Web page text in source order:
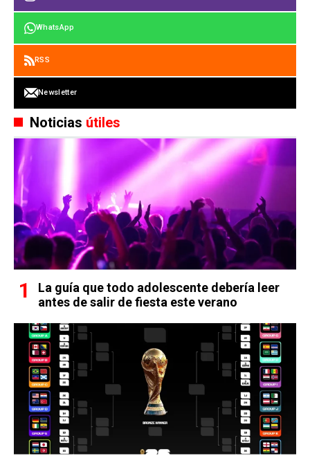
WhatsApp
RSS
Newsletter
Noticias útiles
La guía que todo adolescente debería leer
antes de salir de fiesta este verano